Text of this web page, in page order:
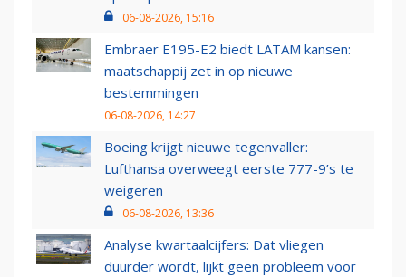
06-08-2026, 15:16
Embraer E195-E2 biedt LATAM kansen:
maatschappij zet in op nieuwe
bestemmingen
06-08-2026, 14:27
Boeing krijgt nieuwe tegenvaller:
Lufthansa overweegt eerste 777-9’s te
weigeren
06-08-2026, 13:36
Analyse kwartaalcijfers: Dat vliegen
duurder wordt, lijkt geen probleem voor